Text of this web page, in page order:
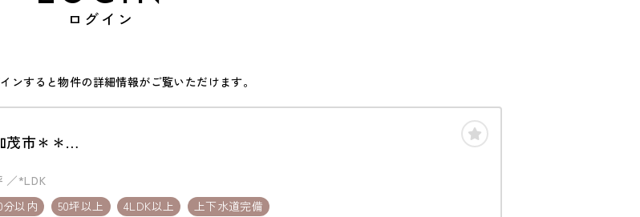
ログイン
ンすると物件の詳細情報がご覧いただけます。
茂市＊＊＊
*LDK
分以内 50坪以上 4LDK以上 上下水道完備